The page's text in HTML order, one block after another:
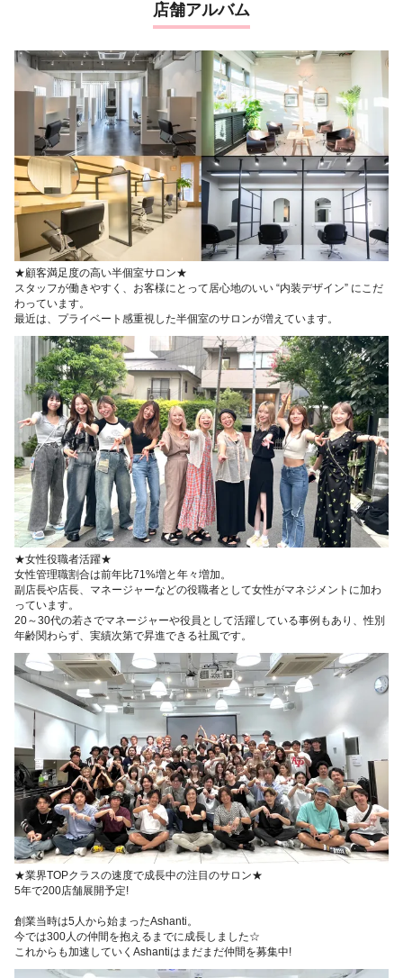
店舗アルバム
★顧客満足度の高い半個室サロン★
スタッフが働きやすく、お客様にとって居心地のいい “内装デザイン” にこだ
わっています。
最近は、プライベート感重視した半個室のサロンが増えています。
★女性役職者活躍★
女性管理職割合は前年比71%増と年々増加。
副店長や店長、マネージャーなどの役職者として女性がマネジメントに加わ
っています。
20～30代の若さでマネージャーや役員として活躍している事例もあり、性別
年齢関わらず、実績次第で昇進できる社風です。
★業界TOPクラスの速度で成長中の注目のサロン★
5年で200店舗展開予定!
創業当時は5人から始まったAshanti。
今では300人の仲間を抱えるまでに成長しました☆
これからも加速していくAshantiはまだまだ仲間を募集中!